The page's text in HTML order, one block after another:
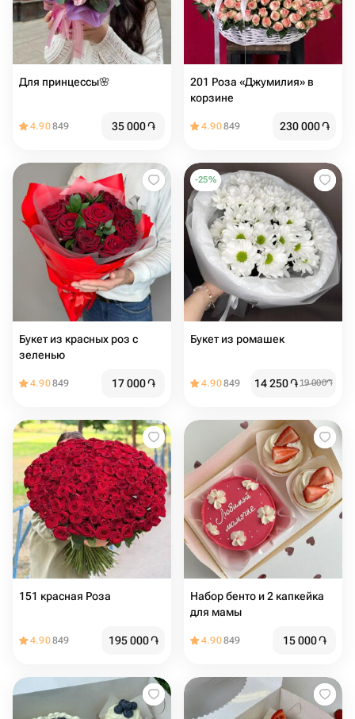
Для принцессы🌸
4.90849 35 000֏
201 Роза «Джумилия» в
корзине
4.90849 230 000֏
Букет из красных роз с
зеленью
4.90849 17 000֏
-25%
Букет из ромашек
4.90849 14 250֏19 000֏
151 красная Роза
4.90849 195 000֏
Набор бенто и 2 капкейка
для мамы
4.90849 15 000֏